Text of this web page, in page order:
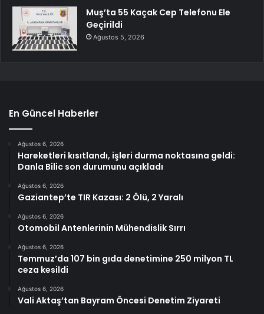
Muş’ta 55 Kaçak Cep Telefonu Ele
Geçirildi
Ağustos 5, 2026
En Güncel Haberler
Ağustos 6, 2026
Hareketleri kısıtlandı, işleri durma noktasına geldi:
Danla Bilic son durumunu açıkladı
Ağustos 6, 2026
Gaziantep’te TIR Kazası: 2 Ölü, 2 Yaralı
Ağustos 6, 2026
Otomobil Antenlerinin Mühendislik Sırrı
Ağustos 6, 2026
Temmuz’da 107 bin gıda denetimine 250 milyon TL
ceza kesildi
Ağustos 6, 2026
Vali Aktaş’tan Bayram Öncesi Denetim Ziyareti